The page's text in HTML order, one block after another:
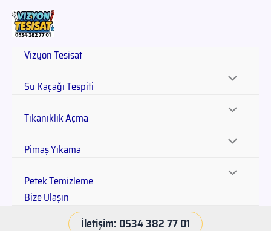
Vizyon Tesisat
Su Kaçağı Tespiti
Tıkanıklık Açma
Pimaş Yıkama
Petek Temizleme
Bize Ulaşın
İletişim: 0534 382 77 01